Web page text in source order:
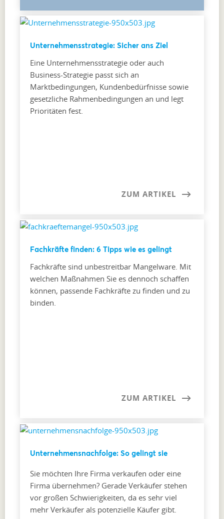
Unternehmensstrategie: Sicher ans Ziel
Eine Unternehmensstrategie oder auch
Business-Strategie passt sich an
Marktbedingungen, Kundenbedürfnisse sowie
gesetzliche Rahmenbedingungen an und legt
Prioritäten fest.
ZUM ARTIKEL
Fachkräfte finden: 6 Tipps wie es gelingt
Fachkräfte sind unbestreitbar Mangelware. Mit
welchen Maßnahmen Sie es dennoch schaffen
können, passende Fachkräfte zu finden und zu
binden.
ZUM ARTIKEL
Unternehmensnachfolge: So gelingt sie
Sie möchten Ihre Firma verkaufen oder eine
Firma übernehmen? Gerade Verkäufer stehen
vor großen Schwierigkeiten, da es sehr viel
mehr Verkäufer als potenzielle Käufer gibt.